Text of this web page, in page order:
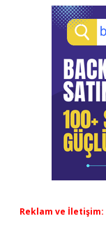
Reklam ve İletişim: